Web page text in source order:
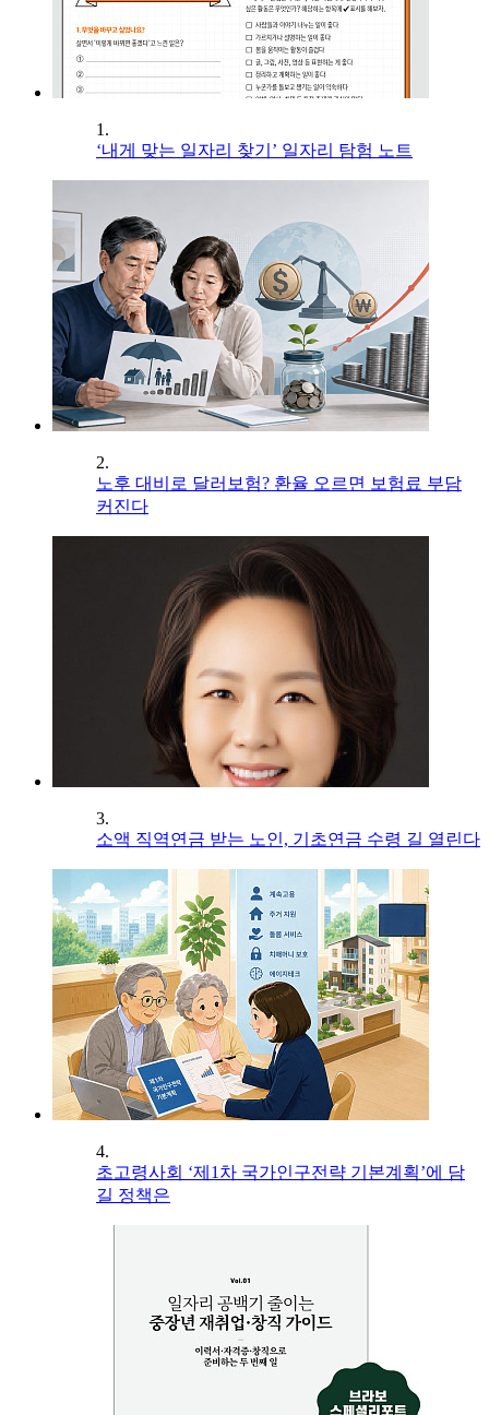
1.
‘내게 맞는 일자리 찾기’ 일자리 탐험 노트
2.
노후 대비로 달러보험? 환율 오르면 보험료 부담
커진다
3.
소액 직역연금 받는 노인, 기초연금 수령 길 열린다
4.
초고령사회 ‘제1차 국가인구전략 기본계획’에 담
길 정책은